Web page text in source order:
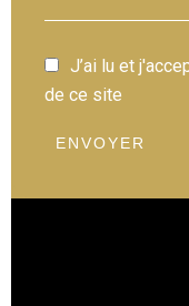
J’ai lu et
de ce site
ENVOYER